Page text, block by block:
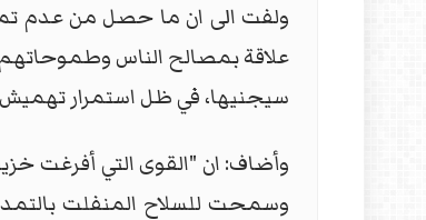
ولفت الى ان ما حصل من عدم
علاقة بمصالح الناس
سيجنيها، في ظل استمرار تهميش
وأضاف: ان "القوى التي أفرغت
وسمحت للسلاح المنفلت